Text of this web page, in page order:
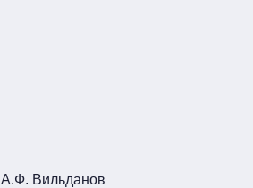
А.Ф. Вильданов